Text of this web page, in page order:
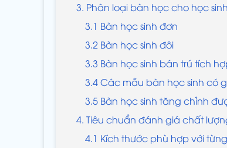
3. Phân loại bàn học cho học
3.1 Bàn học sinh đơn
3.2 Bàn học sinh đôi
3.3 Bàn học sinh bán trú tích
3.4 Các mẫu bàn học sinh có
3.5 Bàn học sinh tăng chỉnh
4. Tiêu chuẩn đánh giá chất
4.1 Kích thước phù hợp với